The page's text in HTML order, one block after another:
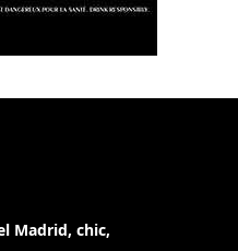
Madrid, chic,